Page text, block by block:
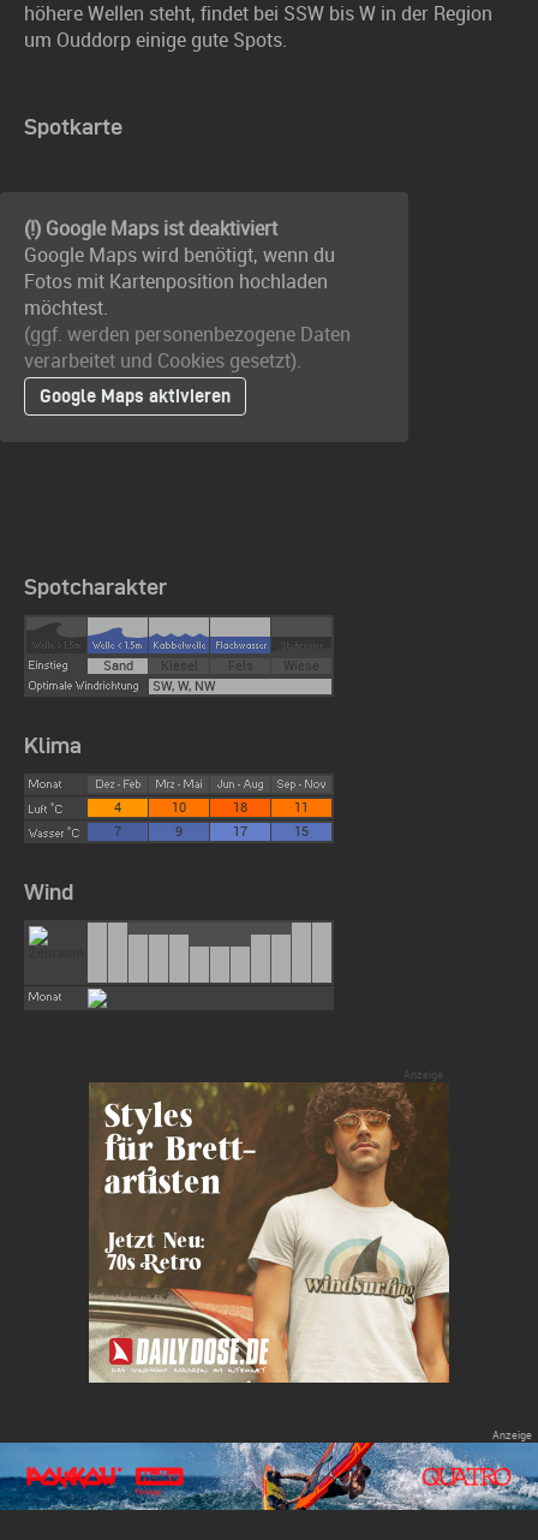
höhere Wellen steht, findet bei SSW bis W in der Region
um Ouddorp einige gute Spots.
Spotkarte
(!) Google Maps ist deaktiviert
Google Maps wird benötigt, wenn du
Fotos mit Kartenposition hochladen
möchtest.
(ggf. werden personen­bezogene Daten
verarbeitet und Cookies gesetzt).
Google Maps aktivieren
Spotcharakter
Sand Kiesel Fels
Wiese
SW, W, NW
Klima
4 10 18
11
7
9 17 15
Wind